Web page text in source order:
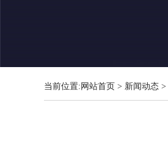
当前位置: 网站首页 > 新闻动态 >